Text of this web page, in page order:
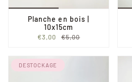
Planche en bois |
10x15cm
€3,00 €5,00
DESTOCKAGE